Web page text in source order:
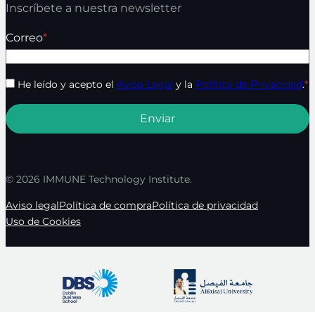
Inscríbete a nuestra newsletter
Correo*
He leído y acepto el Aviso Legal y la Política de Privacidad.*
© 2026 IMMUNE Technology Institute.
Aviso legalPolítica de compraPolítica de privacidad
Uso de Cookies